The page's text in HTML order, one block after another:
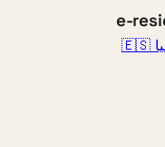
e-